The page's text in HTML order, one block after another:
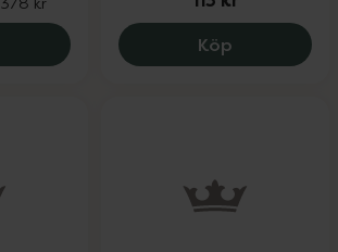
Better You Gurkmeja, 302.4 kr.
Köp Biosalma